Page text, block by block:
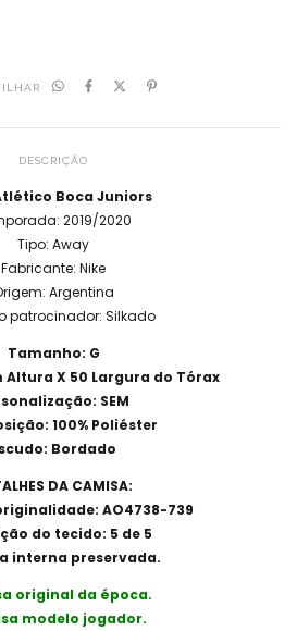
DESCRIÇÃO
Boca Juniors
2019/2020
Tipo: Away
Fabricante: Nike
Argentina
patrocinador: Silkado
Tamanho: G
Altura X 50 Largura do Tórax
SEM
100% Poliéster
Bordado
DA CAMISA:
AO4738-739
do tecido: 5 de 5
interna preservada.
original da época.
modelo jogador.